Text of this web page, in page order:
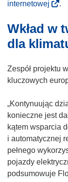
e
internetowej
d
o
n
i
o
t
w
o
r
z
y
.
Wkład w
dla
Zespół projektu
kluczowych
„Kontynuując
konieczne jest
kątem wsparcia
i automatycznej
pełnego
pojazdy
podsumowuje